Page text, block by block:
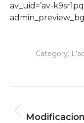
av_uid=’av-
Category: